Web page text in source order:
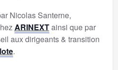
Nicolas Santerne,
ARINEXTainsi que par
aux dirigeants & transition
.